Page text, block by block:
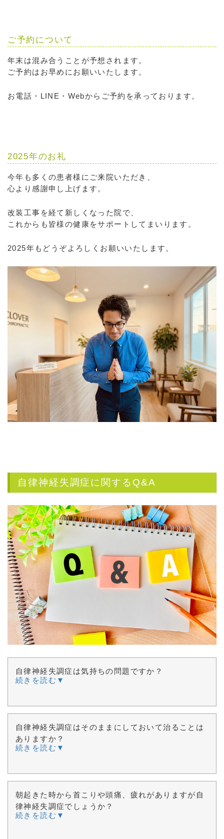
ご予約について
年末は混み合うことが予想されます。
ご予約はお早めにお願いいたします。
お電話・LINE・Webからご予約を承っております。
2025年のお礼
今年も多くの患者様にご来院いただき、
心より感謝申し上げます。
改装工事を経て新しくなった院で、
これからも皆様の健康をサポートしてまいります。
2025年もどうぞよろしくお願いいたします。
自律神経失調症に関するQ&A
自律神経失調症は気持ちの問題ですか？
続きを読む▼
自律神経失調症はそのままにしておいて治ることは
ありますか？
続きを読む▼
朝起きた時から首こりや頭痛、疲れがありますが自
律神経失調症でしょうか？
続きを読む▼